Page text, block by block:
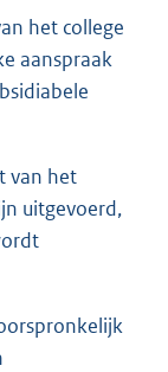
het college
aanspraak
van het
uitgevoerd,